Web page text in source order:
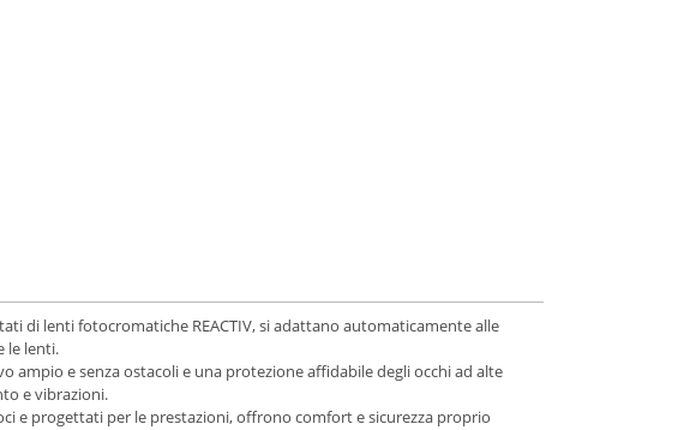
di lenti fotocromatiche REACTIV, si adattano automaticamente alle
le lenti.
ampio e senza ostacoli e una protezione affidabile degli occhi ad alte
e vibrazioni.
e progettati per le prestazioni, offrono comfort e sicurezza proprio